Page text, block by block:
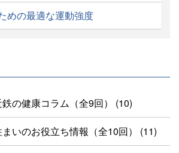
の最適な運動強度
鉄の健康コラム（全9回） (10)
まいのお役立ち情報（全10回） (11)